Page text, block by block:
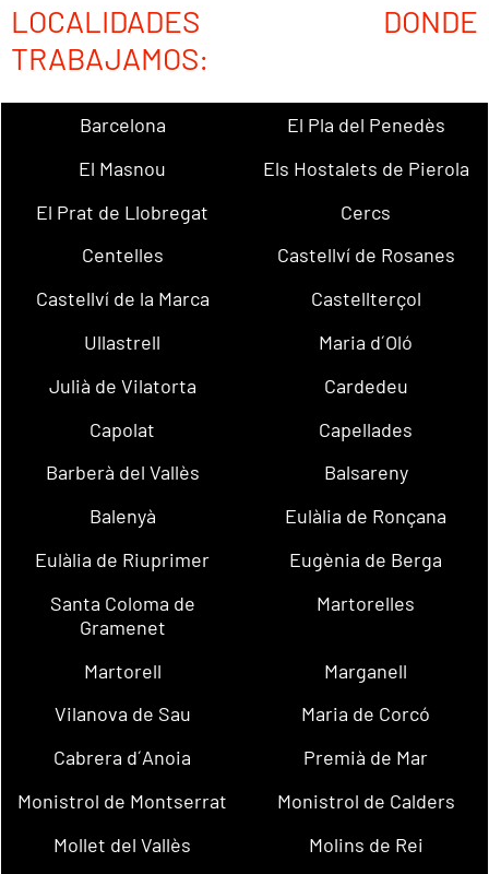
LOCALIDADES DONDE
TRABAJAMOS:
Barcelona
El Pla del Penedès
El Masnou
Els Hostalets de Pierola
El Prat de Llobregat
Cercs
Centelles
Castellví de Rosanes
Castellví de la Marca
Castellterçol
Ullastrell
Maria d´Oló
Julià de Vilatorta
Cardedeu
Capolat
Capellades
Barberà del Vallès
Balsareny
Balenyà
Eulàlia de Ronçana
Eulàlia de Riuprimer
Eugènia de Berga
Santa Coloma de
Gramenet
Martorelles
Martorell
Marganell
Vilanova de Sau
Maria de Corcó
Cabrera d´Anoia
Premià de Mar
Monistrol de Montserrat
Monistrol de Calders
Mollet del Vallès
Molins de Rei